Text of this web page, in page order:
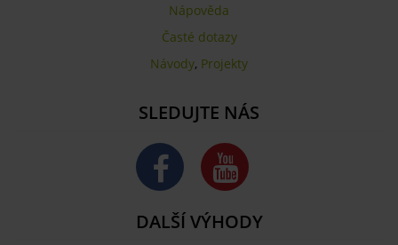
Nápověda
Časté dotazy
Návody, Projekty
SLEDUJTE NÁS
DALŠÍ VÝHODY